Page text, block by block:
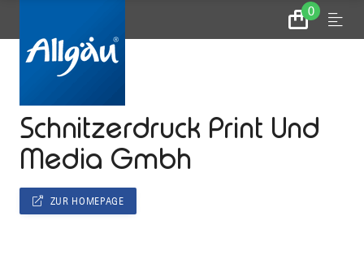
0
Zum
Warenkorb
Menu
Schnitzerdruck Print Und
Media Gmbh
ZUR HOMEPAGE